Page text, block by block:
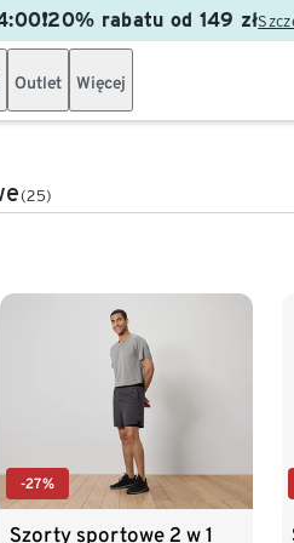
rabatu od 149 zł
Outlet Więcej
(25)
-27%
Szorty sportowe 2 w 1